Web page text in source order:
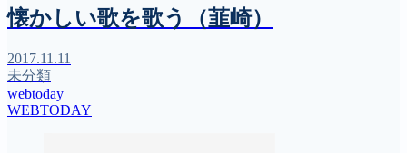
懐かしい歌を歌う（韮崎）
2017.11.11
未分類
webtoday
WEBTODAY